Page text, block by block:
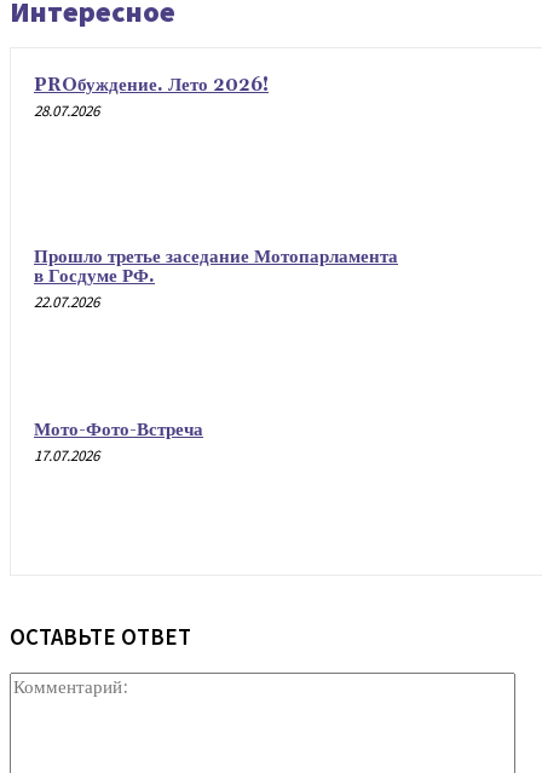
Интересное
PROбуждение. Лето 2026!
28.07.2026
Прошло третье заседание Мотопарламента
в Госдуме РФ.
22.07.2026
Мото-Фото-Встреча
17.07.2026
ОСТАВЬТЕ ОТВЕТ